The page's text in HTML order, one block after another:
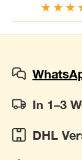
In 1–3
DHL